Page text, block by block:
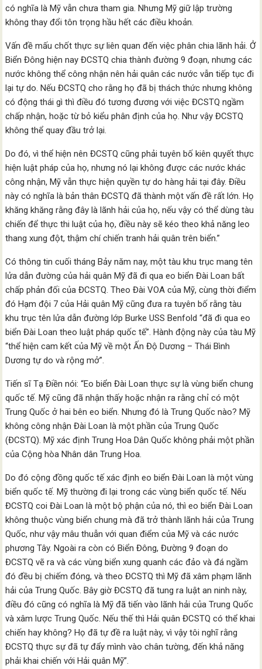
có nghĩa là Mỹ vẫn chưa tham gia. Nhưng Mỹ giữ lập trường
không thay đổi tôn trọng hầu hết các điều khoản.
Vấn đề mấu chốt thực sự liên quan đến việc phân chia lãnh hải. Ở
Biển Đông hiện nay ĐCSTQ chia thành đường 9 đoạn, nhưng các
nước không thể công nhận nên hải quân các nước vẫn tiếp tục đi
lại tự do. Nếu ĐCSTQ cho rằng họ đã bị thách thức nhưng không
có động thái gì thì điều đó tương đương với việc ĐCSTQ ngầm
chấp nhận, hoặc từ bỏ kiểu phân định của họ. Như vậy ĐCSTQ
không thể quay đầu trở lại.
Do đó, vì thể hiện nên ĐCSTQ cũng phải tuyên bố kiên quyết thực
hiện luật pháp của họ, nhưng nó lại không được các nước khác
công nhận, Mỹ vẫn thực hiện quyền tự do hàng hải tại đây. Điều
này có nghĩa là bản thân ĐCSTQ đã thành một vấn đề rất lớn. Họ
khăng khăng rằng đây là lãnh hải của họ, nếu vậy có thể dùng tàu
chiến để thực thi luật của họ, điều này sẽ kéo theo khả năng leo
thang xung đột, thậm chí chiến tranh hải quân trên biển.”
Có thông tin cuối tháng Bảy năm nay, một tàu khu trục mang tên
lửa dẫn đường của hải quân Mỹ đã đi qua eo biển Đài Loan bất
chấp phản đối của ĐCSTQ. Theo Đài VOA của Mỹ, cùng thời điểm
đó Hạm đội 7 của Hải quân Mỹ cũng đưa ra tuyên bố rằng tàu
khu trục tên lửa dẫn đường lớp Burke USS Benfold “đã đi qua eo
biển Đài Loan theo luật pháp quốc tế”. Hành động này của tàu Mỹ
“thể hiện cam kết của Mỹ về một Ấn Độ Dương – Thái Bình
Dương tự do và rộng mở”.
Tiến sĩ Tạ Điền nói: “Eo biển Đài Loan thực sự là vùng biển chung
quốc tế. Mỹ cũng đã nhận thấy hoặc nhận ra rằng chỉ có một
Trung Quốc ở hai bên eo biển. Nhưng đó là Trung Quốc nào? Mỹ
không công nhận Đài Loan là một phần của Trung Quốc
(ĐCSTQ). Mỹ xác định Trung Hoa Dân Quốc không phải một phần
của Cộng hòa Nhân dân Trung Hoa.
Do đó cộng đồng quốc tế xác định eo biển Đài Loan là một vùng
biển quốc tế. Mỹ thường đi lại trong các vùng biển quốc tế. Nếu
ĐCSTQ coi Đài Loan là một bộ phận của nó, thì eo biển Đài Loan
không thuộc vùng biển chung mà đã trở thành lãnh hải của Trung
Quốc, như vậy mâu thuẫn với quan điểm của Mỹ và các nước
phương Tây. Ngoài ra còn có Biển Đông, Đường 9 đoạn do
ĐCSTQ vẽ ra và các vùng biển xung quanh các đảo và đá ngầm
đó đều bị chiếm đóng, và theo ĐCSTQ thì Mỹ đã xâm phạm lãnh
hải của Trung Quốc. Bây giờ ĐCSTQ đã tung ra luật an ninh này,
điều đó cũng có nghĩa là Mỹ đã tiến vào lãnh hải của Trung Quốc
và xâm lược Trung Quốc. Nếu thế thì Hải quân ĐCSTQ có thể khai
chiến hay không? Họ đã tự đề ra luật này, vì vậy tôi nghĩ rằng
ĐCSTQ thực sự đã tự đẩy mình vào chân tường, đến khả năng
phải khai chiến với Hải quân Mỹ”.